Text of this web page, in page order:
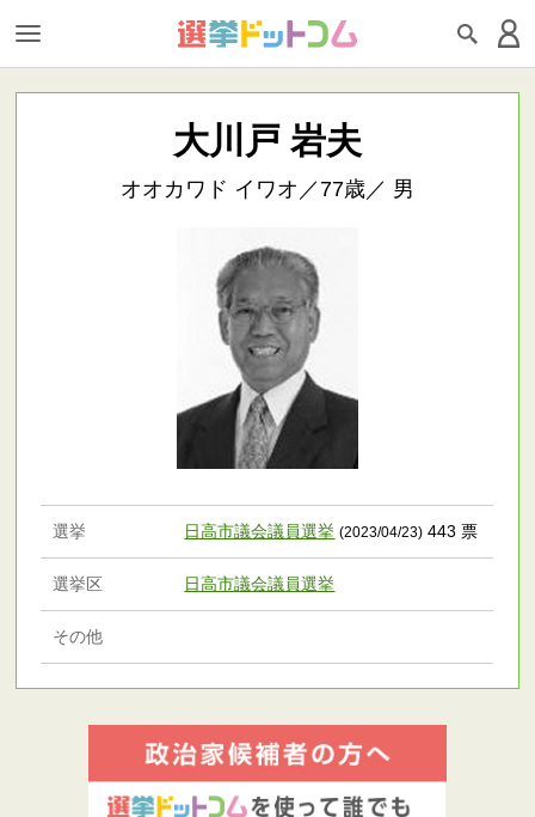
大川戸 岩夫
オオカワド イワオ／77歳／ 男
選挙 日高市議会議員選挙 (2023/04/23) 443 票
選挙区 日高市議会議員選挙
その他